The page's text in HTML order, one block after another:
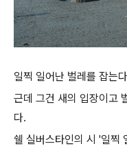
일찍 일어난 벌레를 잡는
근데 그건 새의 입장이고
다.
쉘 실버스타인의 시 '일찍